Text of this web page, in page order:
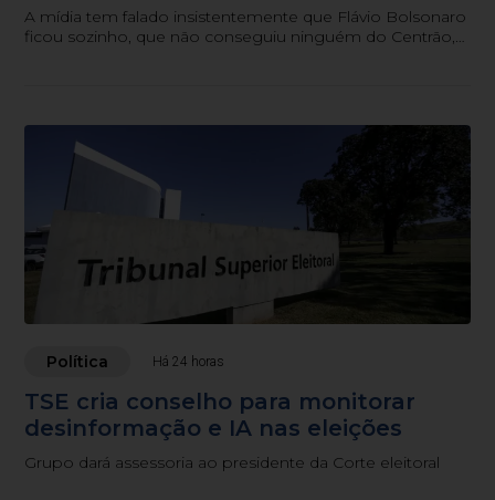
A mídia tem falado insistentemente que Flávio Bolsonaro
ficou sozinho, que não conseguiu ninguém do Centrão,
Política Há 24 horas
TSE cria conselho para monitorar
desinformação e IA nas eleições
Grupo dará assessoria ao presidente da Corte eleitoral